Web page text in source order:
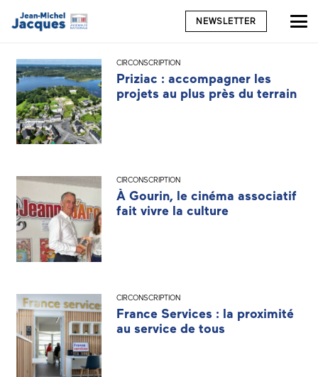
NEWSLETTER
CIRCONSCRIPTION
Priziac : accompagner les
projets au plus près du terrain
CIRCONSCRIPTION
À Gourin, le cinéma associatif
fait vivre la culture
CIRCONSCRIPTION
France Services : la proximité
au service de tous